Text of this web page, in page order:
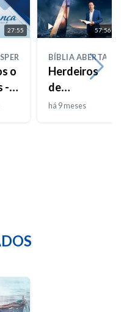
27:55
o
-
57:56
BÍBLIA ABERTA
Herdeiros
de
Promessas,
há 9 meses